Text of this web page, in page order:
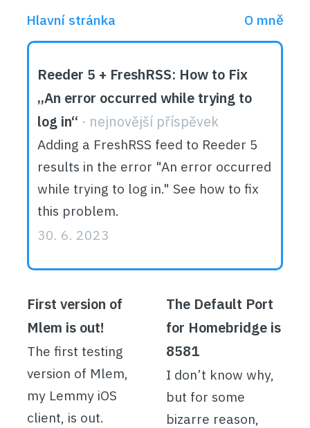
Hlavní stránka O mně
Reeder 5 + FreshRSS: How to Fix
„An error occurred while trying to
log in“
Adding a FreshRSS feed to Reeder 5
results in the error "An error occurred
while trying to log in." See how to fix
this problem.
30. 6. 2023
First version of
Mlem is out!
The first testing
version of Mlem,
my Lemmy iOS
client, is out.
The Default Port
for Homebridge is
8581
I don’t know why,
but for some
bizarre reason,